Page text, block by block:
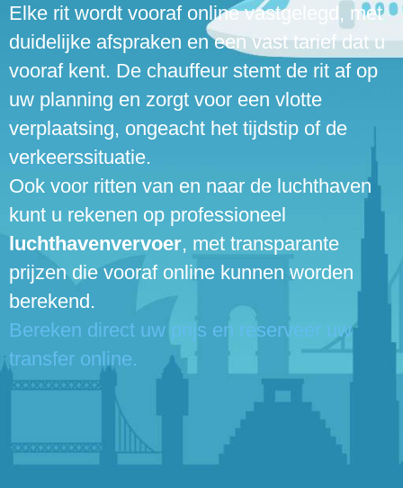
Elke rit wordt vooraf online vastgelegd, met
duidelijke afspraken en een vast tarief dat u
vooraf kent. De chauffeur stemt de rit af op
uw planning en zorgt voor een vlotte
verplaatsing, ongeacht het tijdstip of de
verkeerssituatie.
Ook voor ritten van en naar de luchthaven
kunt u rekenen op professioneel
luchthavenvervoer, met transparante
prijzen die vooraf online kunnen worden
berekend.
Bereken direct uw prijs en reserveer uw
transfer online.